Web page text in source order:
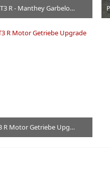
Porsche 991.1 GT3 R - Manthey Garbelotto Motor und Getriebe Revision
24. Juni 2026
Porsche 997 GT3 R Motor Getriebe Upgrade Team Strahm
20. Februar 2026